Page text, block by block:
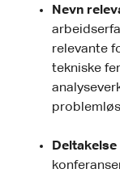
Nevn
relevante
tekniske